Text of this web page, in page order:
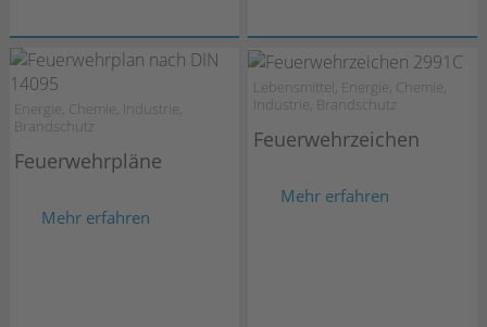
Energie, Chemie, Industrie,
Brandschutz
Feuerwehrpläne
Mehr erfahren
Lebensmittel, Energie, Chemie,
Industrie, Brandschutz
Feuerwehrzeichen
Mehr erfahren